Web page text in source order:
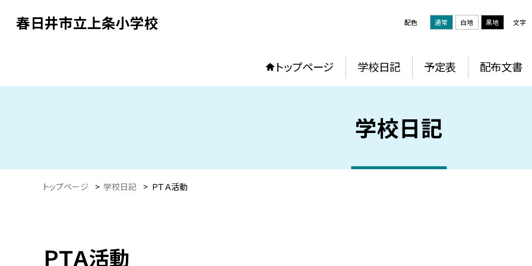
春日井市立上条小学校 配色 通常 白地 黒地 文字
トップページ 学校日記 予定表 配布文書
学校日記
トップページ > 学校日記 > ＰＴＡ活動
ＰＴＡ活動